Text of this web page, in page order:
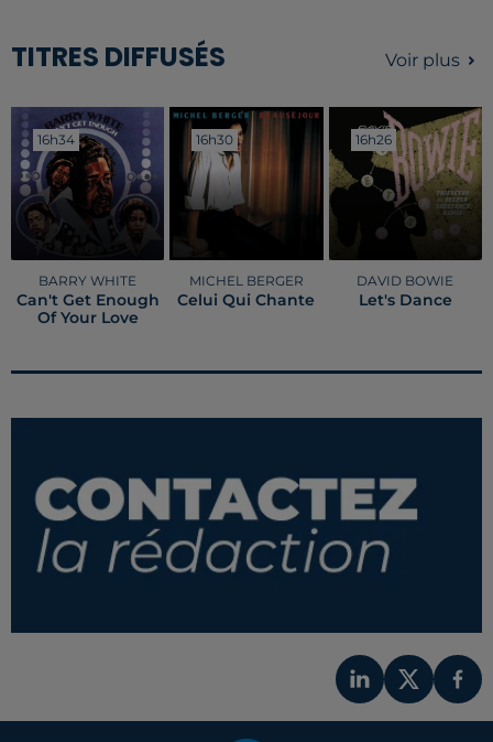
TITRES DIFFUSÉS Voir plus
16h34
16h34
BARRY WHITE
Can't Get Enough
Of Your Love
16h30
16h30
MICHEL BERGER
Celui Qui Chante
16h26
16h26
DAVID BOWIE
Let's Dance